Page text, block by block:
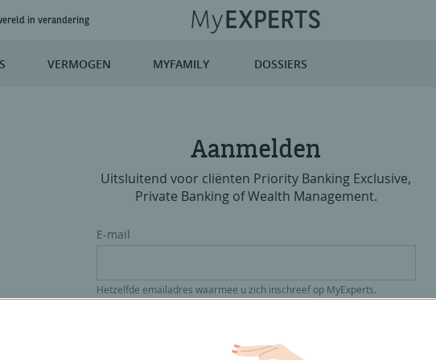
in verandering
VERMOGEN MYFAMILY DOSSIERS
Aanmelden
Uitsluitend voor cliënten Priority Banking Exclusive,
Private Banking of Wealth Management.
E-mail
Hetzelfde emailadres waarmee u zich inschreef op MyExperts.